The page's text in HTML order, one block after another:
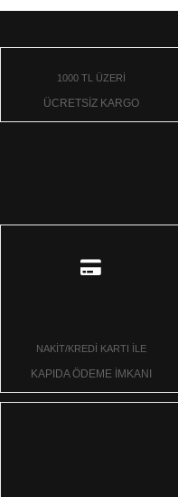
1000 TL ÜZERİ
ÜCRETSİZ KARGO
NAKİT/KREDİ KARTI İLE
KAPIDA ÖDEME İMKANI